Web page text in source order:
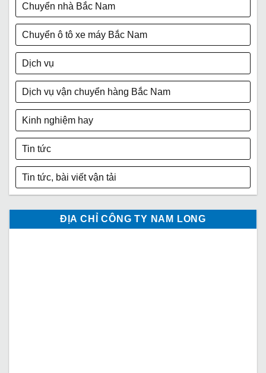
Chuyển nhà Bắc Nam
Chuyển ô tô xe máy Bắc Nam
Dịch vụ
Dịch vụ vận chuyển hàng Bắc Nam
Kinh nghiệm hay
Tin tức
Tin tức, bài viết vận tải
ĐỊA CHỈ CÔNG TY NAM LONG